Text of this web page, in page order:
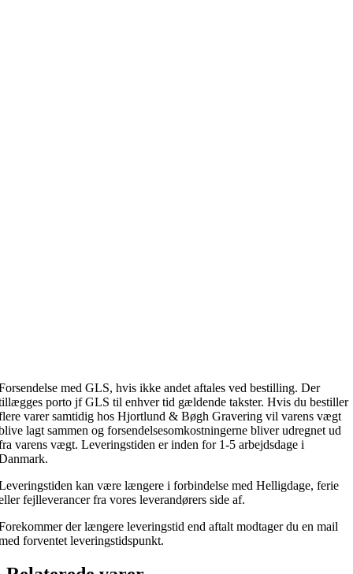
med GLS, hvis ikke andet aftales ved bestilling. Der
porto jf GLS til enhver tid gældende takster. Hvis du bestiller
varer samtidig hos Hjortlund & Bøgh Gravering vil varens vægt
lagt sammen og forsendelsesomkostningerne bliver udregnet ud
varens vægt. Leveringstiden er inden for 1-5 arbejdsdage i
kan være længere i forbindelse med Helligdage, ferie
fejlleverancer fra vores leverandørers side af.
der længere leveringstid end aftalt modtager du en mail
forventet leveringstidspunkt.